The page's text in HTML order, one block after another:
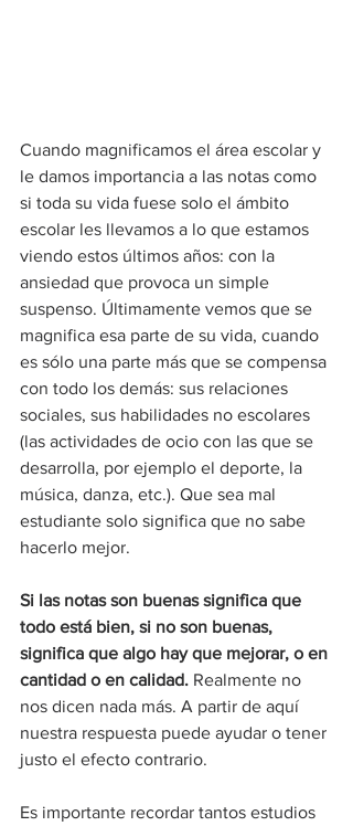
Cuando magnificamos el área escolar y
le damos importancia a las notas como
si toda su vida fuese solo el ámbito
escolar les llevamos a lo que estamos
viendo estos últimos años: con la
ansiedad que provoca un simple
suspenso. Últimamente vemos que se
magnifica esa parte de su vida, cuando
es sólo una parte más que se compensa
con todo los demás: sus relaciones
sociales, sus habilidades no escolares
(las actividades de ocio con las que se
desarrolla, por ejemplo el deporte, la
música, danza, etc.). Que sea mal
estudiante solo significa que no sabe
hacerlo mejor.
Si las notas son buenas significa que
todo está bien, si no son buenas,
significa que algo hay que mejorar, o en
cantidad o en calidad. Realmente no
nos dicen nada más. A partir de aquí
nuestra respuesta puede ayudar o tener
justo el efecto contrario.
Es importante recordar tantos estudios